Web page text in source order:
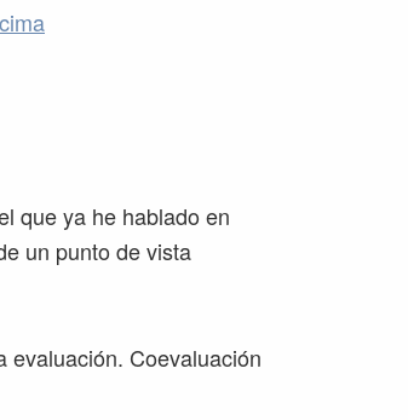
que ya he hablado en
un punto de vista
evaluación. Coevaluación